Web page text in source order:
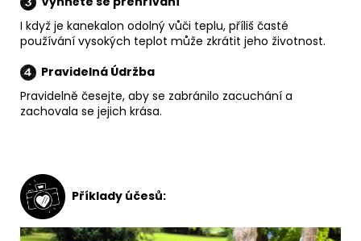
I když je kanekalon odolný vůči teplu, příliš časté
používání vysokých teplot může zkrátit jeho životnost.
Pravidelná Údržba
Pravidelně česejte, aby se zabránilo zacuchání a
zachovala se jejich krása.
Příklady účesů: